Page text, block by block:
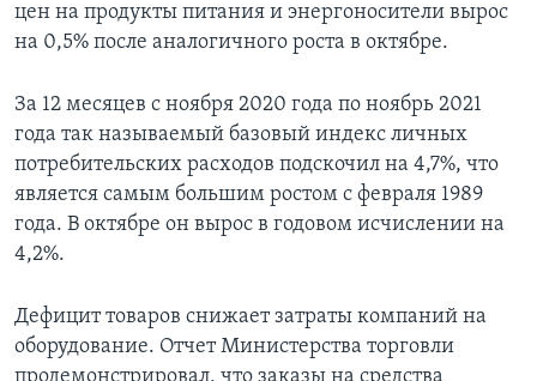
цен на продукты питания и энергоносители вырос
на 0,5% после аналогичного роста в октябре.
За 12 месяцев с ноября 2020 года по ноябрь 2021
года так называемый базовый индекс личных
потребительских расходов подскочил на 4,7%, что
является самым большим ростом с февраля 1989
года. В октябре он вырос в годовом исчислении на
4,2%.
Дефицит товаров снижает затраты компаний на
оборудование. Отчет Министерства торговли